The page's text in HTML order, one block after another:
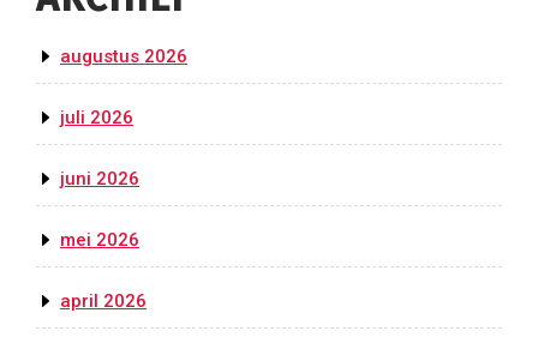
augustus 2026
juli 2026
juni 2026
mei 2026
april 2026